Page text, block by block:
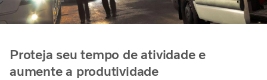
Proteja seu tempo de atividade e
aumente a produtividade